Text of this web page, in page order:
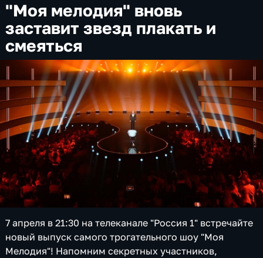
"Моя мелодия" вновь
заставит звезд плакать и
смеяться
7 апреля в 21:30 на телеканале "Россия 1" встречайте
новый выпуск самого трогательного шоу "Моя
Мелодия"! Напомним секретных участников,